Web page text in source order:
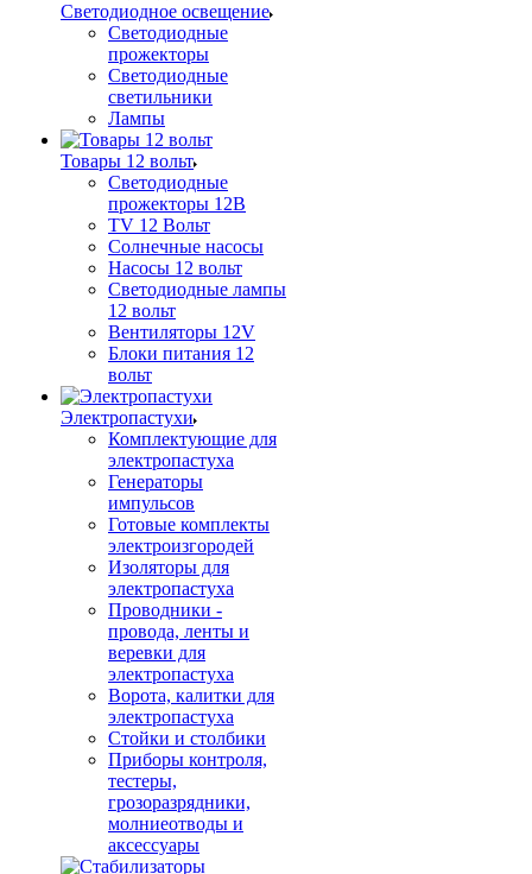
Светодиодное освещение
Светодиодные
прожекторы
Светодиодные
светильники
Лампы
Товары 12 вольт
Светодиодные
прожекторы 12В
TV 12 Вольт
Солнечные насосы
Насосы 12 вольт
Светодиодные лампы
12 вольт
Вентиляторы 12V
Блоки питания 12
вольт
Электропастухи
Комплектующие для
электропастуха
Генераторы
импульсов
Готовые комплекты
электроизгородей
Изоляторы для
электропастуха
Проводники -
провода, ленты и
веревки для
электропастуха
Ворота, калитки для
электропастуха
Стойки и столбики
Приборы контроля,
тестеры,
грозоразрядники,
молниеотводы и
аксессуары